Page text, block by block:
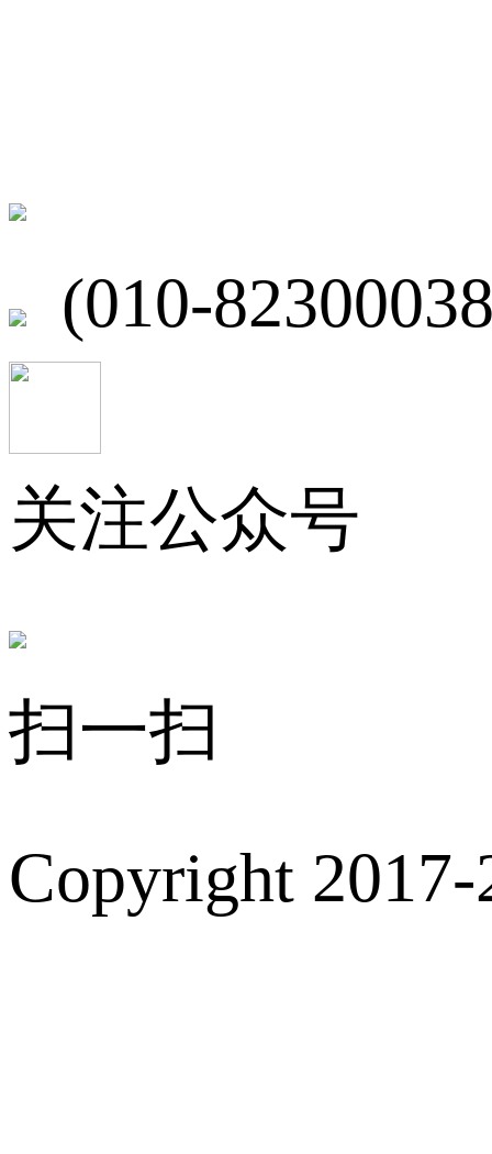
(010-
关注公众号
扫一扫
Copyright